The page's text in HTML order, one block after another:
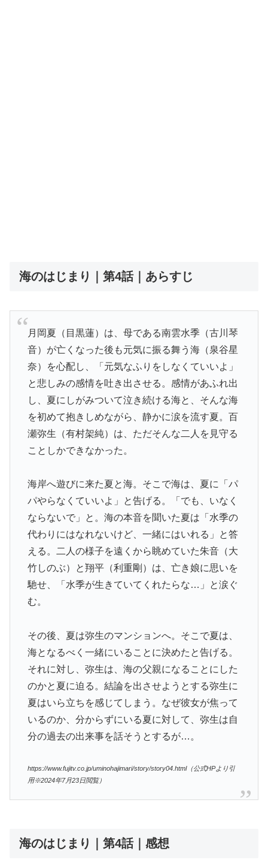
海のはじまり｜第4話｜あらすじ
月岡夏（目黒蓮）は、母である南雲水季（古川琴
音）が亡くなった後も元気に振る舞う海（泉谷星
奈）を心配し、「元気なふりをしなくていいよ」
と悲しみの感情を吐き出させる。感情があふれ出
し、夏にしがみついて泣き続ける海と、そんな海
を初めて抱きしめながら、静かに涙を流す夏。百
瀬弥生（有村架純）は、ただそんな二人を見守る
ことしかできなかった。
海岸へ遊びに来た夏と海。そこで海は、夏に「パ
パやらなくていいよ」と告げる。「でも、いなく
ならないで」と。海の本音を聞いた夏は「水季の
代わりにはなれないけど、一緒にはいれる」と答
える。二人の様子を遠くから眺めていた朱音（大
竹しのぶ）と翔平（利重剛）は、亡き娘に思いを
馳せ、「水季が生きていてくれたらな…」と涙ぐ
む。
その後、夏は弥生のマンションへ。そこで夏は、
海となるべく一緒にいることに決めたと告げる。
それに対し、弥生は、海の父親になることにした
のかと夏に迫る。結論を出させようとする弥生に
夏はいら立ちを感じてしまう。なぜ彼女が焦って
いるのか、分からずにいる夏に対して、弥生は自
分の過去の出来事を話そうとするが…。
https://www.fujitv.co.jp/uminohajimari/story/story04.html（公式HPより引
用※2024年7月23日閲覧）
海のはじまり｜第4話｜感想